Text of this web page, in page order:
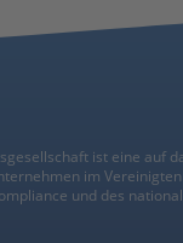
ist eine auf
im
und des